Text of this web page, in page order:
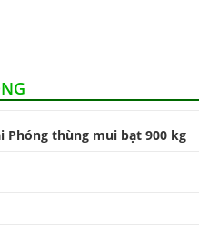
Phóng thùng mui bạt 900 kg